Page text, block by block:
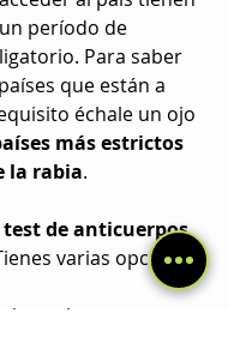
período de
Para saber
que están a
échale un ojo
más estrictos
la rabia.
de anticuerpos
varias opciones.
el pasaporte